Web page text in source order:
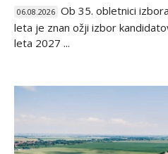
06.08.2026 Ob 35. obletnici
leta je znan ožji izbor
leta 2027 ...